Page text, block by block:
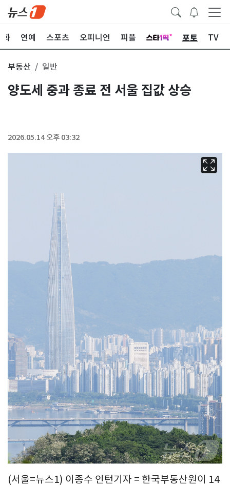
화 연예 스포츠 오피니언 피플 포토 TV
부동산 일반
양도세 중과 종료 전 서울 집값 상승
2026.05.14 오후 03:32
(서울=뉴스1) 이종수 인턴기자 = 한국부동산원이 14